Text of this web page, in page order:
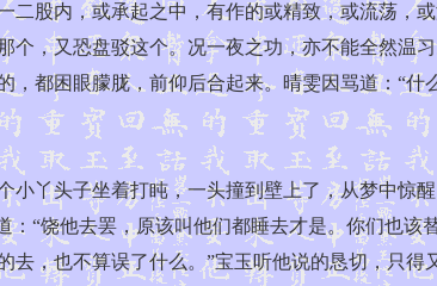
二股内，或承起之中，有作的或精致，或流荡，
个，又恐盘驳这个。况一夜之功，亦不能全然温
都困眼朦胧，前仰后合起来。晴雯因骂道：“
头子坐着打盹，一头撞到壁上了，从梦中惊
“饶他去罢，原该叫他们都睡去才是。你们也
，也不算误了什么。”宝玉听他说的恳切，只